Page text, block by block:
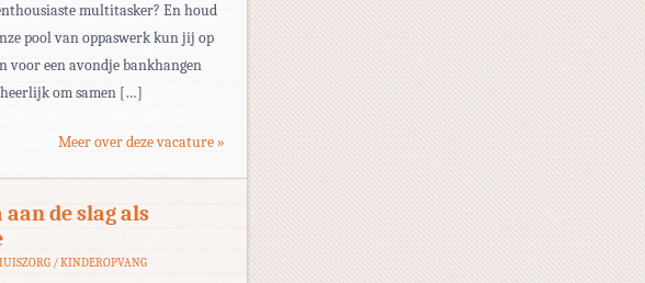
multitasker? En houd
pool van oppaswerk kun jij op
voor een avondje bankhangen
om samen […]
Meer over deze vacature »
de slag als
/ KINDEROPVANG